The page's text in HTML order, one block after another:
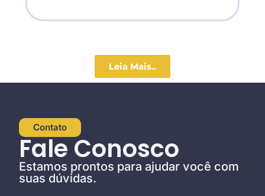
Leia Mais..
Contato
Fale Conosco
Estamos prontos para ajudar você com
suas dúvidas.